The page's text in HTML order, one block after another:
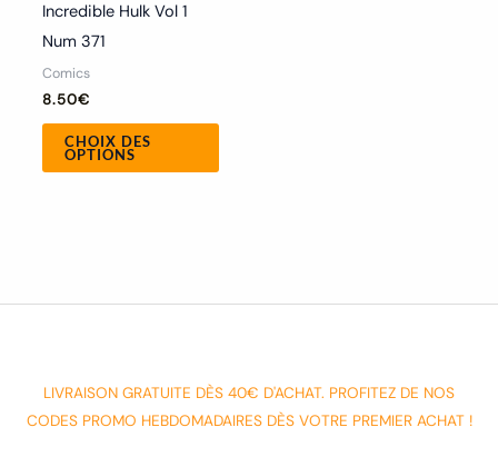
Incredible Hulk Vol 1
Num 371
Comics
8.50€
CHOIX DES
OPTIONS
LIVRAISON GRATUITE DÈS 40€ D'ACHAT. PROFITEZ DE NOS
CODES PROMO HEBDOMADAIRES DÈS VOTRE PREMIER ACHAT !